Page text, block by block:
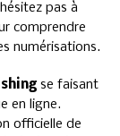
pas à
comprendre
numérisations.
se faisant
en ligne.
officielle de